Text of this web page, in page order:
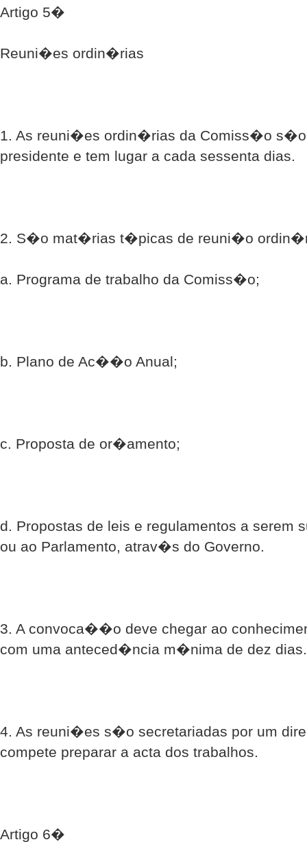
Artigo 5�
Reuni�es ordin�rias
1. As reuni�es ordin�rias da Comiss�o s�o
presidente e tem lugar a cada sessenta dias.
2. S�o mat�rias t�picas de reuni�o
a. Programa de trabalho da Comiss�o;
b. Plano de Ac��o Anual;
c. Proposta de or�amento;
d. Propostas de leis e regulamentos a serem
ou ao Parlamento, atrav�s do Governo.
3. A convoca��o deve chegar ao
com uma anteced�ncia m�nima de dez dias.
4. As reuni�es s�o secretariadas por um
compete preparar a acta dos trabalhos.
Artigo 6�